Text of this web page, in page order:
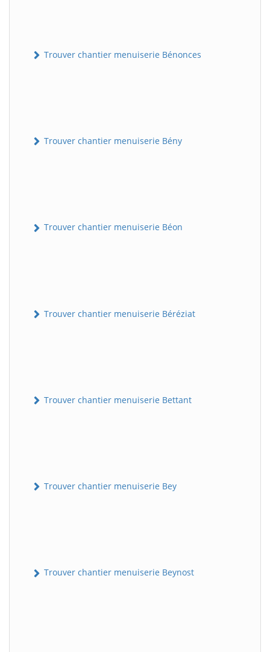
Trouver chantier menuiserie Bénonces
Trouver chantier menuiserie Bény
Trouver chantier menuiserie Béon
Trouver chantier menuiserie Béréziat
Trouver chantier menuiserie Bettant
Trouver chantier menuiserie Bey
Trouver chantier menuiserie Beynost